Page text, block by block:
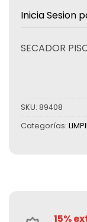
Inicia Sesion
SECADOR
SKU: 89408
Categorías:
15%